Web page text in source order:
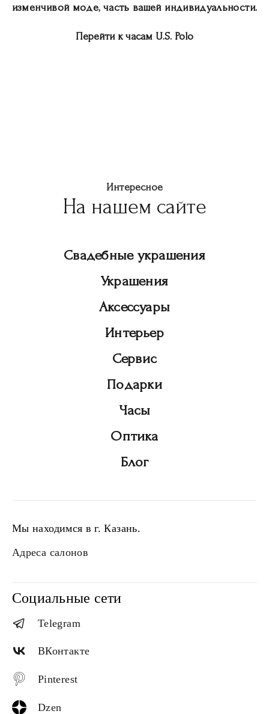
изменчивой моде, часть вашей индивидуальности.
Перейти к часам U.S. Polo
Интересное
На нашем сайте
Свадебные украшения
Украшения
Аксессуары
Интерьер
Сервис
Подарки
Часы
Оптика
Блог
Мы находимся в г. Казань.
Адреса салонов
Социальные сети
Telegram
ВКонтакте
Pinterest
Dzen